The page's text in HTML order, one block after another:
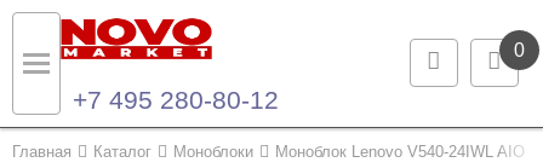
0
+7 495 280-80-12
Главная Каталог Моноблоки Моноблок Lenovo V540-24IWL AIO
Назад
Назад